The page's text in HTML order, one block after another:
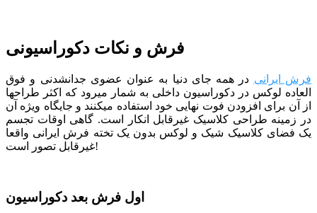
فرش و نکات دکوراسیونی
فرش ایرانی در همه جای دنیا به عنوان عضوی جدانشدنی و فوق
العاده لوکس در دکوراسیون داخلی به شمار میرود که اکثر طراح­ها
از آن برای افزودن فوت نهایی خود استفاده می­کنند و جایگاه ویژه آن
در زمینه طراحی کلاسیک غیرقابل انکار است. گاهی اوقات تجسم
یک فضای کلاسیک شیک و لوکس بدون یک تخته فرش ایرانی واقعا
غیرقابل تصور است!
اول فرش بعد دکوراسیون